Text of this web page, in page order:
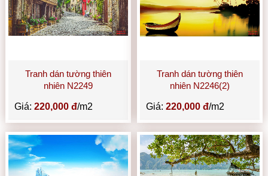
Tranh dán tường thiên
nhiên N2249
Giá:220,000 đ/m2
Tranh dán tường thiên
nhiên N2246(2)
Giá: 220,000 đ/m2